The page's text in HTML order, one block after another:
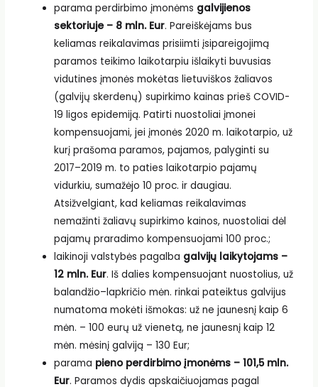
parama perdirbimo įmonėms galvijienos
sektoriuje ­– 8 mln. Eur. Pareiškėjams bus
keliamas reikalavimas prisiimti įsipareigojimą
paramos teikimo laikotarpiu išlaikyti buvusias
vidutines įmonės mokėtas lietuviškos žaliavos
(galvijų skerdenų) supirkimo kainas prieš COVID-
19 ligos epidemiją. Patirti nuostoliai įmonei
kompensuojami, jei įmonės 2020 m. laikotarpio, už
kurį prašoma paramos, pajamos, palyginti su
2017–2019 m. to paties laikotarpio pajamų
vidurkiu, sumažėjo 10 proc. ir daugiau.
Atsižvelgiant, kad keliamas reikalavimas
nemažinti žaliavų supirkimo kainos, nuostoliai dėl
pajamų praradimo kompensuojami 100 proc.;
laikinoji valstybės pagalba galvijų laikytojams –
12 mln. Eur. Iš dalies kompensuojant nuostolius, už
balandžio–lapkričio mėn. rinkai pateiktus galvijus
numatoma mokėti išmokas: už ne jaunesnį kaip 6
mėn. – 100 eurų už vienetą, ne jaunesnį kaip 12
mėn. mėsinį galviją – 130 Eur;
parama pieno perdirbimo įmonėms – 101,5 mln.
Eur. Paramos dydis apskaičiuojamas pagal